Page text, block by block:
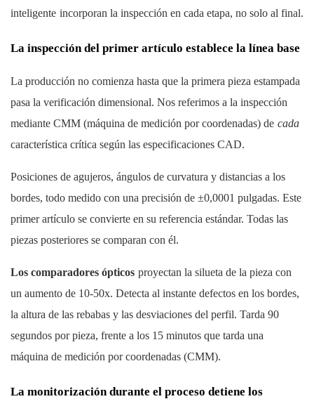
inteligente incorporan la inspección en cada etapa, no solo al final.
La inspección del primer artículo establece la línea base
La producción no comienza hasta que la primera pieza estampada
pasa la verificación dimensional. Nos referimos a la inspección
mediante CMM (máquina de medición por coordenadas) de cada
característica crítica según las especificaciones CAD.
Posiciones de agujeros, ángulos de curvatura y distancias a los
bordes, todo medido con una precisión de ±0,0001 pulgadas. Este
primer artículo se convierte en su referencia estándar. Todas las
piezas posteriores se comparan con él.
Los comparadores ópticos proyectan la silueta de la pieza con
un aumento de 10-50x. Detecta al instante defectos en los bordes,
la altura de las rebabas y las desviaciones del perfil. Tarda 90
segundos por pieza, frente a los 15 minutos que tarda una
máquina de medición por coordenadas (CMM).
La monitorización durante el proceso detiene los